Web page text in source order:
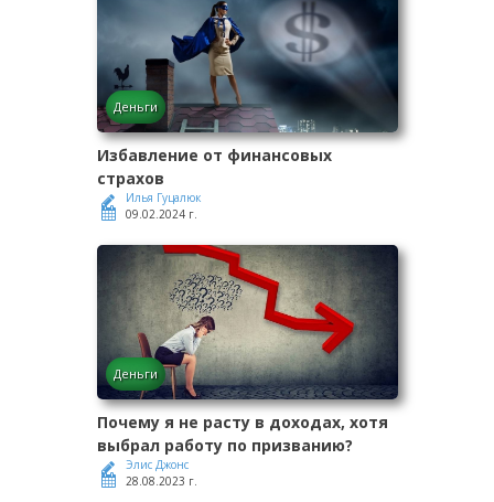
Деньги
Избавление от финансовых
страхов
Илья Гуцалюк
09.02.2024 г.
Деньги
Почему я не расту в доходах, хотя
выбрал работу по призванию?
Элис Джонс
28.08.2023 г.